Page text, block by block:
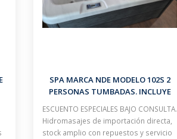
SPA MARCA NDE MODELO 102S 2
PERSONAS TUMBADAS. INCLUYE
ESCUENTO ESPECIALES BAJO CONSULTA.
Hidromasajes de importación directa,
stock amplio con repuestos y servicio